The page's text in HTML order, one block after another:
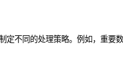
不同的处理策略。例如，重